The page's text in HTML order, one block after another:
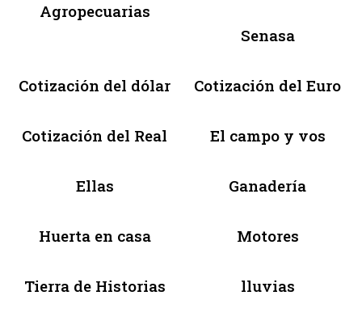
Agropecuarias
Senasa
Cotización del dólar Cotización del Euro
Cotización del Real El campo y vos
Ellas Ganadería
Huerta en casa Motores
Tierra de Historias lluvias